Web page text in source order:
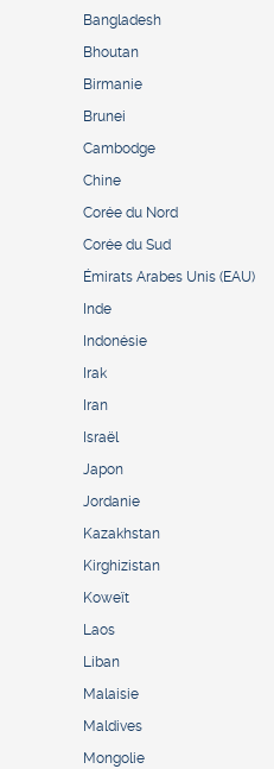
Bangladesh
Bhoutan
Birmanie
Brunei
Cambodge
Chine
Corée du Nord
Corée du Sud
Émirats Arabes Unis (EAU)
Inde
Indonésie
Irak
Iran
Israël
Japon
Jordanie
Kazakhstan
Kirghizistan
Koweït
Laos
Liban
Malaisie
Maldives
Mongolie